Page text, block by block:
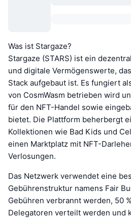
Was ist Stargaze?
Stargaze (STARS) ist ein
und digitale Vermögenswerte,
Stack aufgebaut ist. Es fungiert
von CosmWasm betrieben wird
für den NFT-Handel sowie
bietet. Die Plattform beherbergt
Kollektionen wie Bad Kids und
einen Marktplatz mit NFT-
Verlosungen.
Das Netzwerk verwendet eine
Gebührenstruktur namens Fair
Gebühren verbrannt werden, 50
Delegatoren verteilt werden und